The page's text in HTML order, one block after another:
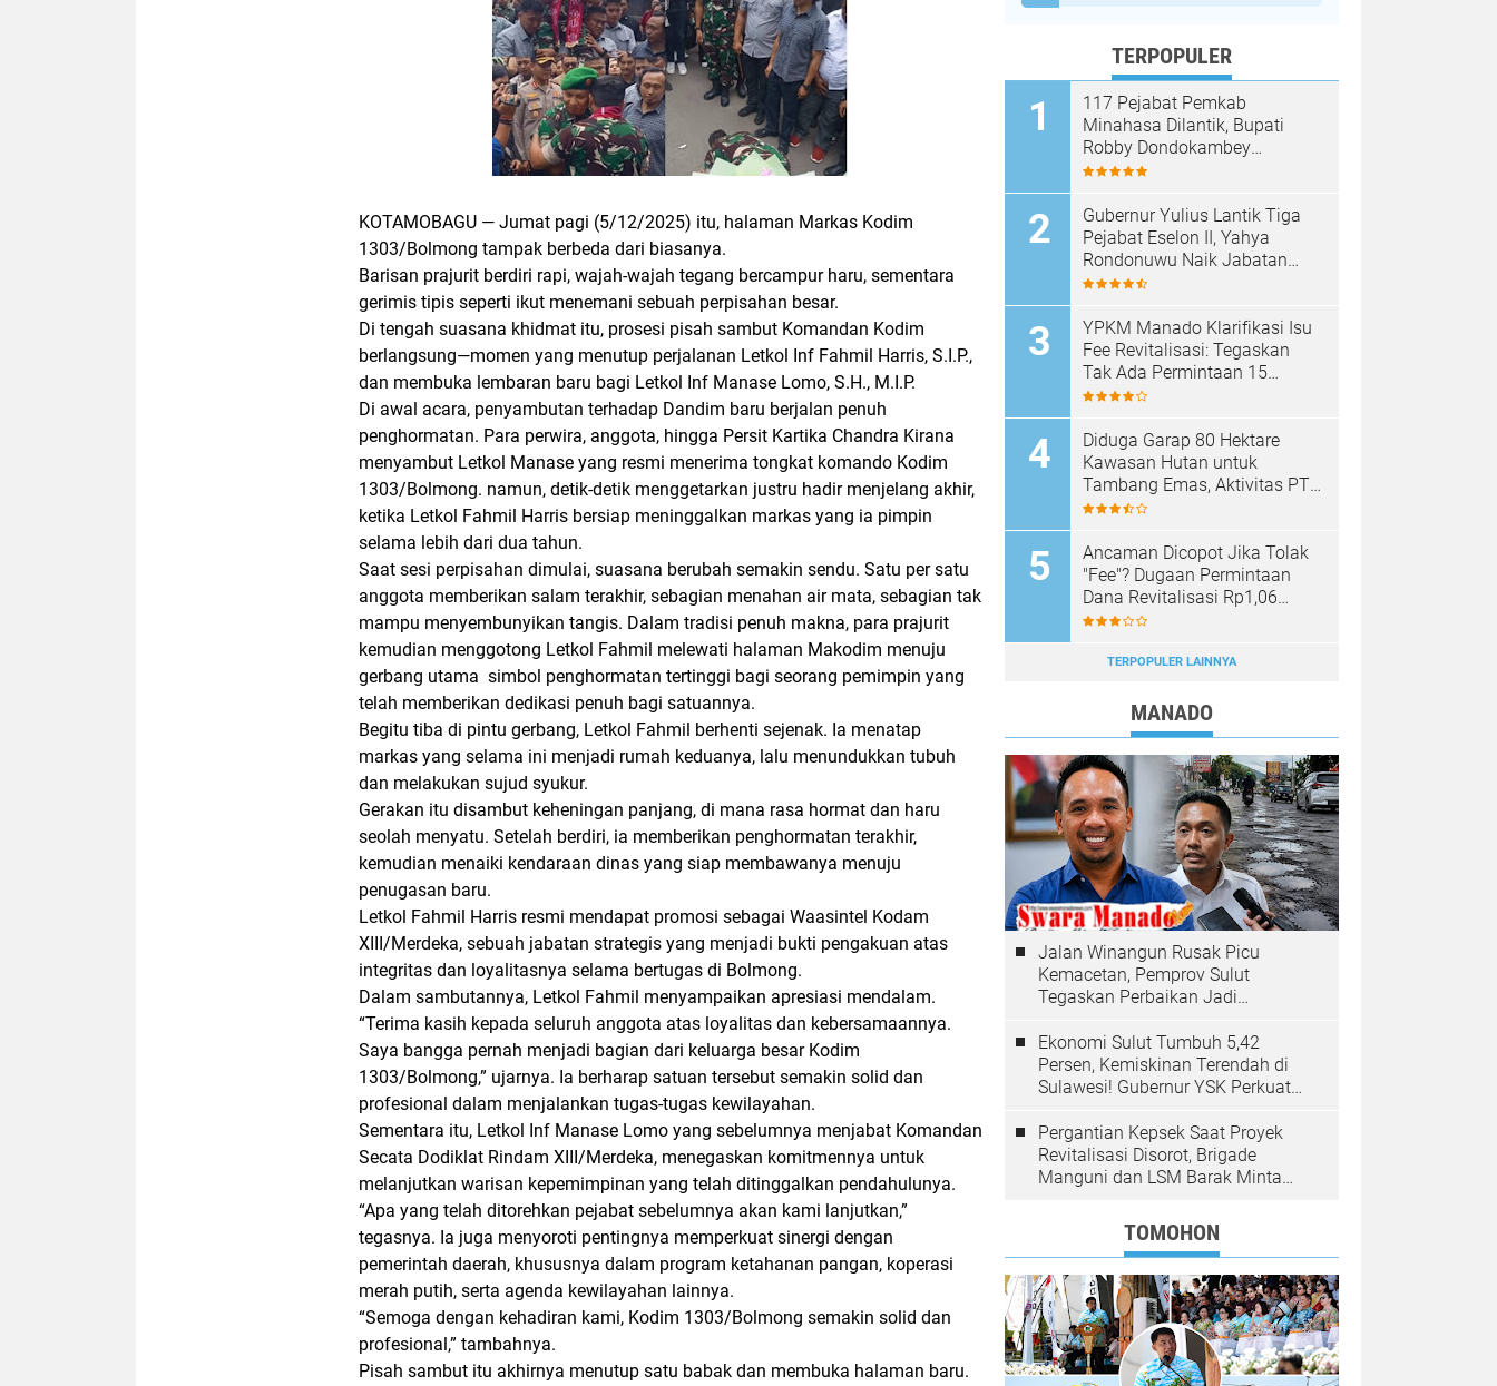
KOTAMOBAGU — Jumat pagi (5/12/2025) itu, halaman Markas Kodim
1303/Bolmong tampak berbeda dari biasanya.
Barisan prajurit berdiri rapi, wajah-wajah tegang bercampur haru, sementara
gerimis tipis seperti ikut menemani sebuah perpisahan besar.
Di tengah suasana khidmat itu, prosesi pisah sambut Komandan Kodim
berlangsung—momen yang menutup perjalanan Letkol Inf Fahmil Harris, S.I.P.,
dan membuka lembaran baru bagi Letkol Inf Manase Lomo, S.H., M.I.P.
Di awal acara, penyambutan terhadap Dandim baru berjalan penuh
penghormatan. Para perwira, anggota, hingga Persit Kartika Chandra Kirana
menyambut Letkol Manase yang resmi menerima tongkat komando Kodim
1303/Bolmong. namun, detik-detik menggetarkan justru hadir menjelang akhir,
ketika Letkol Fahmil Harris bersiap meninggalkan markas yang ia pimpin
selama lebih dari dua tahun.
Saat sesi perpisahan dimulai, suasana berubah semakin sendu. Satu per satu
anggota memberikan salam terakhir, sebagian menahan air mata, sebagian tak
mampu menyembunyikan tangis. Dalam tradisi penuh makna, para prajurit
kemudian menggotong Letkol Fahmil melewati halaman Makodim menuju
gerbang utama simbol penghormatan tertinggi bagi seorang pemimpin yang
telah memberikan dedikasi penuh bagi satuannya.
Begitu tiba di pintu gerbang, Letkol Fahmil berhenti sejenak. Ia menatap
markas yang selama ini menjadi rumah keduanya, lalu menundukkan tubuh
dan melakukan sujud syukur.
Gerakan itu disambut keheningan panjang, di mana rasa hormat dan haru
seolah menyatu. Setelah berdiri, ia memberikan penghormatan terakhir,
kemudian menaiki kendaraan dinas yang siap membawanya menuju
penugasan baru.
Letkol Fahmil Harris resmi mendapat promosi sebagai Waasintel Kodam
XIII/Merdeka, sebuah jabatan strategis yang menjadi bukti pengakuan atas
integritas dan loyalitasnya selama bertugas di Bolmong.
Dalam sambutannya, Letkol Fahmil menyampaikan apresiasi mendalam.
“Terima kasih kepada seluruh anggota atas loyalitas dan kebersamaannya.
Saya bangga pernah menjadi bagian dari keluarga besar Kodim
1303/Bolmong,” ujarnya. Ia berharap satuan tersebut semakin solid dan
profesional dalam menjalankan tugas-tugas kewilayahan.
Sementara itu, Letkol Inf Manase Lomo yang sebelumnya menjabat Komandan
Secata Dodiklat Rindam XIII/Merdeka, menegaskan komitmennya untuk
melanjutkan warisan kepemimpinan yang telah ditinggalkan pendahulunya.
“Apa yang telah ditorehkan pejabat sebelumnya akan kami lanjutkan,”
tegasnya. Ia juga menyoroti pentingnya memperkuat sinergi dengan
pemerintah daerah, khususnya dalam program ketahanan pangan, koperasi
merah putih, serta agenda kewilayahan lainnya.
“Semoga dengan kehadiran kami, Kodim 1303/Bolmong semakin solid dan
profesional,” tambahnya.
Pisah sambut itu akhirnya menutup satu babak dan membuka halaman baru.
TERPOPULER
117 Pejabat Pemkab
Minahasa Dilantik, Bupati
Robby Dondokambey
Tekankan Integritas dan
Gubernur Yulius Lantik Tiga
Pejabat Eselon II, Yahya
Rondonuwu Naik Jabatan
Pimpin Dinas Pendidikan
YPKM Manado Klarifikasi Isu
Fee Revitalisasi: Tegaskan
Tak Ada Permintaan 15
Persen, Pergantian Kepsek
Diduga Garap 80 Hektare
Kawasan Hutan untuk
Tambang Emas, Aktivitas PT
Sinar Mobagu Group Diselidiki
Ancaman Dicopot Jika Tolak
"Fee"? Dugaan Permintaan
Dana Revitalisasi Rp1,06
Miliar di SMK YPKM Manado
Tipikor
TERPOPULER LAINNYA
MANADO
Jalan Winangun Rusak Picu
Kemacetan, Pemprov Sulut
Tegaskan Perbaikan Jadi
Ekonomi Sulut Tumbuh 5,42
Persen, Kemiskinan Terendah di
Sulawesi! Gubernur YSK Perkuat
Rakyat
Pergantian Kepsek Saat Proyek
Revitalisasi Disorot, Brigade
Manguni dan LSM Barak Minta
TOMOHON